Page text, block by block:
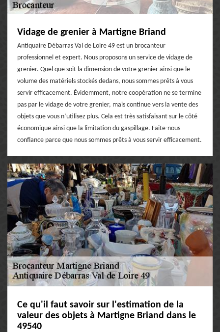
Vidage de grenier à Martigne Briand
Antiquaire Débarras Val de Loire 49 est un brocanteur
professionnel et expert. Nous proposons un service de vidage de
grenier. Quel que soit la dimension de votre grenier ainsi que le
volume des matériels stockés dedans, nous sommes prêts à vous
servir efficacement. Évidemment, notre coopération ne se termine
pas par le vidage de votre grenier, mais continue vers la vente des
objets que vous n’utilisez plus. Cela est très satisfaisant sur le côté
économique ainsi que la limitation du gaspillage. Faite-nous
confiance parce que nous sommes prêts à vous servir efficacement.
Ce qu'il faut savoir sur l'estimation de la
valeur des objets à Martigne Briand dans le
49540